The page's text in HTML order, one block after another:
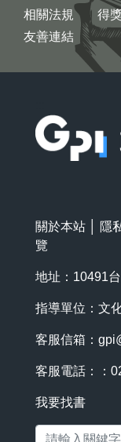
相關法規
友善連結
得
關於本站 隱
覽
地址：10491
指導單位：文
客服信箱：
客服電話：：
我要找書